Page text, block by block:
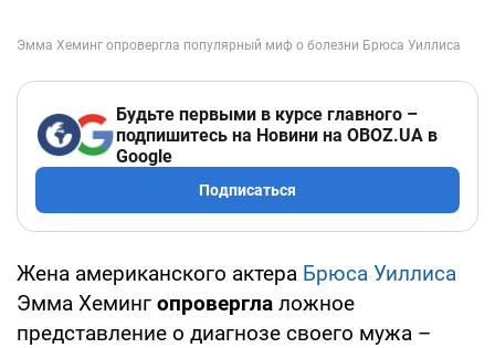
Будьте первыми в курсе главного –
подпишитесь на Новини на OBOZ.UA в
Google
Подписаться
Жена американского актера Брюса Уиллиса
Эмма Хеминг опровергла ложное
представление о диагнозе своего мужа –